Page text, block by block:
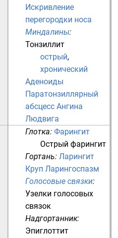
Искривление
перегородки носа
Миндалины:
Тонзиллит
острый,
хронический
Аденоиды
Паратонзиллярный
абсцесс Ангина
Людвига
Глотка: Фарингит
Острый фарингит
Гортань: Ларингит
Круп Ларингоспазм
Голосовые связки:
Узелки голосовых
связок
Надгортанник:
Эпиглоттит